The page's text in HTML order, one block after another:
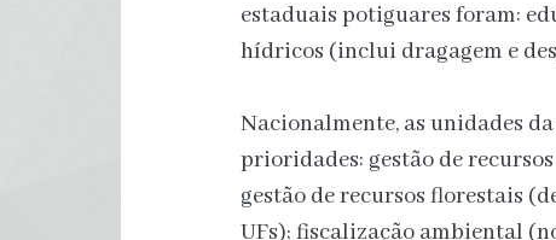
estaduais potiguares foram:
hídricos (inclui dragagem e
Nacionalmente, as unidades
prioridades: gestão de
gestão de recursos florestais
UFs); fiscalização ambiental